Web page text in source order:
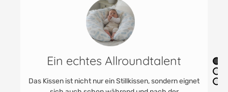
Geräuschlos, weich &
formstabil